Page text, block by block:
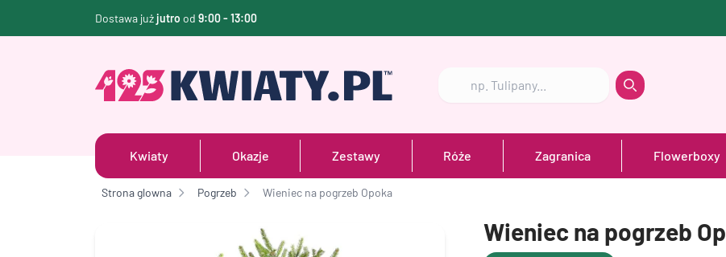
Dostawa jużjutro od 9:00 - 13:00
Szukaj Szukaj
Kwiaty Okazje Zestawy Róże Zagranica Flowerboxy
Strona glowna Pogrzeb Wieniec na pogrzeb Opoka
Wieniec na pogrzeb